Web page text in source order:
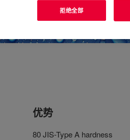
优势
80 JIS-Type A hardness
拒绝全部